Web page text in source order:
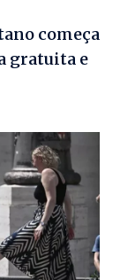
começa
gratuita e